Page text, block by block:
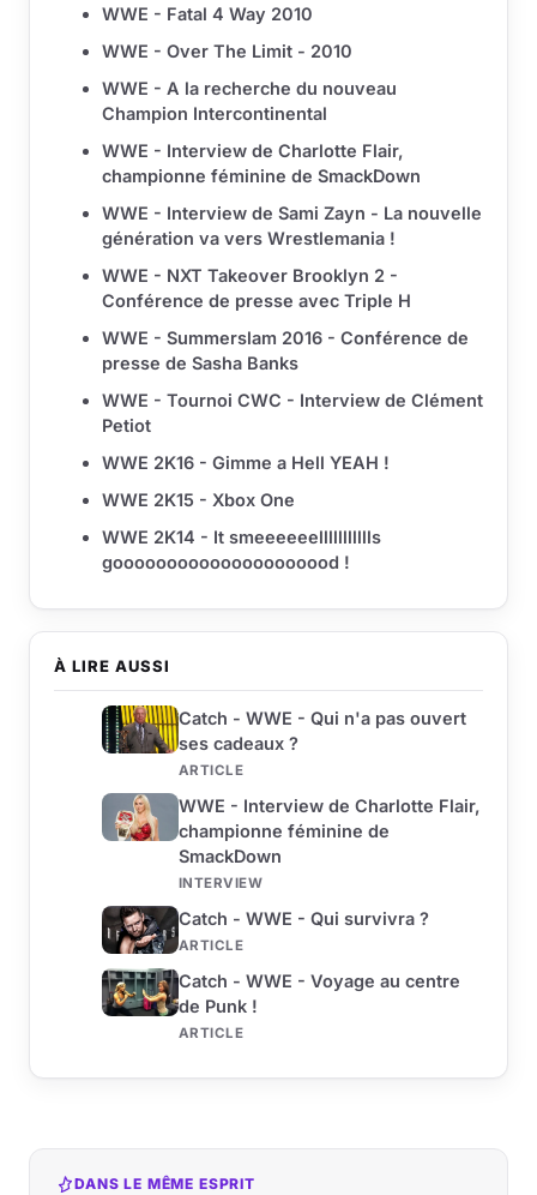
À LIRE AUSSI
Catch - WWE - Qui n'a pas ouvert
ses cadeaux ?
ARTICLE
WWE - Interview de Charlotte Flair,
championne féminine de
SmackDown
INTERVIEW
Catch - WWE - Qui survivra ?
ARTICLE
Catch - WWE - Voyage au centre
de Punk !
ARTICLE
WWE - Fatal 4 Way 2010
WWE - Over The Limit - 2010
WWE - A la recherche du nouveau
Champion Intercontinental
WWE - Interview de Charlotte Flair,
championne féminine de SmackDown
WWE - Interview de Sami Zayn - La nouvelle
génération va vers Wrestlemania !
WWE - NXT Takeover Brooklyn 2 -
Conférence de presse avec Triple H
WWE - Summerslam 2016 - Conférence de
presse de Sasha Banks
WWE - Tournoi CWC - Interview de Clément
Petiot
WWE 2K16 - Gimme a Hell YEAH !
WWE 2K15 - Xbox One
WWE 2K14 - It smeeeeeellllllllllls
gooooooooooooooooooood !
DANS LE MÊME ESPRIT